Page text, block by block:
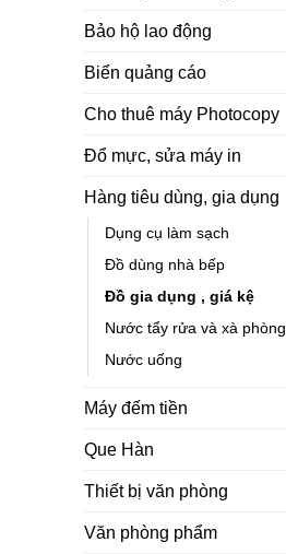
Bảo hộ lao động
Biển quảng cáo
Cho thuê máy Photocopy
Đổ mực, sửa máy in
Hàng tiêu dùng, gia dụng
Dụng cụ làm sạch
Đồ dùng nhà bếp
Đồ gia dụng , giá kệ
Nước tẩy rửa và xà phòng
Nước uống
Máy đếm tiền
Que Hàn
Thiết bị văn phòng
Văn phòng phẩm